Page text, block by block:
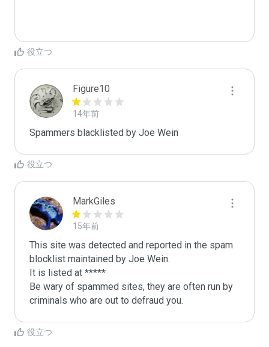
役立つ
Figure10
14年前
Spammers blacklisted by Joe Wein
役立つ
MarkGiles
15年前
This site was detected and reported in the spam
blocklist maintained by Joe Wein.
It is listed at *****
Be wary of spammed sites, they are often run by
criminals who are out to defraud you.
役立つ